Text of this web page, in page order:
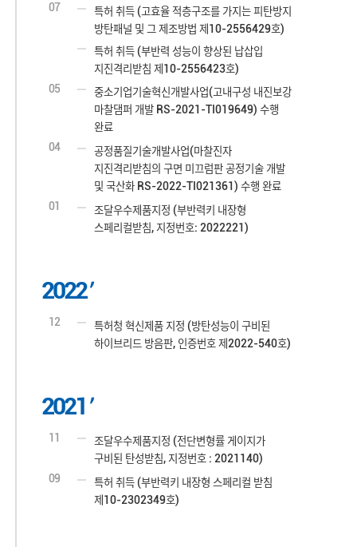
07
특허 취득 (고효율 적층구조를 가지는 피탄방지
방탄패널 및 그 제조방법 제10-2556429호)
특허 취득 (부반력 성능이 향상된 납삽입
지진격리받침 제10-2556423호)
05
중소기업기술혁신개발사업(고내구성 내진보강
마찰댐퍼 개발 RS-2021-TI019649) 수행
완료
04
공정품질기술개발사업(마찰진자
지진격리받침의 구면 미끄럼판 공정기술 개발
및 국산화 RS-2022-TI021361) 수행 완료
01
조달우수제품지정 (부반력키 내장형
스페리컬받침, 지정번호: 2022221)
2022
12
특허청 혁신제품 지정 (방탄성능이 구비된
하이브리드 방음판, 인증번호 제2022-540호)
2021
11
조달우수제품지정 (전단변형률 게이지가
구비된 탄성받침, 지정번호 : 2021140)
09
특허 취득 (부반력키 내장형 스페리컬 받침
제10-2302349호)